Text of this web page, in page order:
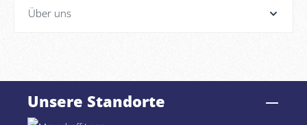
Über uns
Unsere Standorte